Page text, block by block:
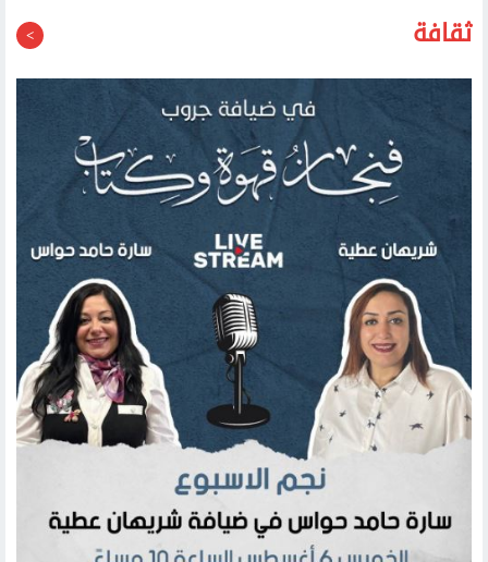
غدا.. «فنجان قهوة وكتاب» يستضيف سارة حامد حواس في أولى
لقاءات شهر أغسطس